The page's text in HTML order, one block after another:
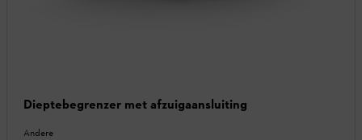
Dieptebegrenzer met afzuigaansluiting
Andere